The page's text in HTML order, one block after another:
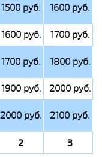
1500 руб. 1600 руб.
1600 руб.
1700 руб.
1700 руб. 1800 руб.
1900 руб.
2000 руб.
2000 руб. 2100 руб.
2 3